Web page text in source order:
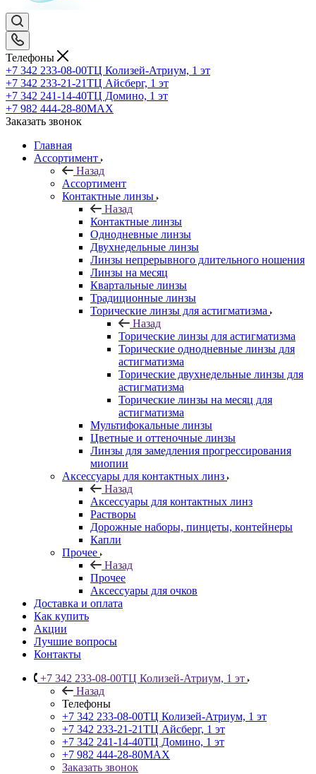
Телефоны
+7 342 233-08-00ТЦ Колизей-Атриум, 1 эт
+7 342 233-21-21ТЦ Айсберг, 1 эт
+7 342 241-14-40ТЦ Домино, 1 эт
+7 982 444-28-80MAX
Заказать звонок
Главная
Ассортимент
Назад
Ассортимент
Контактные линзы
Назад
Контактные линзы
Однодневные линзы
Двухнедельные линзы
Линзы непрерывного длительного ношения
Линзы на месяц
Квартальные линзы
Традиционные линзы
Торические линзы для астигматизма
Назад
Торические линзы для астигматизма
Торические однодневные линзы для
астигматизма
Торические двухнедельные линзы для
астигматизма
Торические линзы на месяц для
астигматизма
Мультифокальные линзы
Цветные и оттеночные линзы
Линзы для замедления прогрессирования
миопии
Аксессуары для контактных линз
Назад
Аксессуары для контактных линз
Растворы
Дорожные наборы, пинцеты, контейнеры
Капли
Прочее
Назад
Прочее
Аксессуары для очков
Доставка и оплата
Как купить
Акции
Лучшие вопросы
Контакты
+7 342 233-08-00ТЦ Колизей-Атриум, 1 эт
Назад
Телефоны
+7 342 233-08-00ТЦ Колизей-Атриум, 1 эт
+7 342 233-21-21ТЦ Айсберг, 1 эт
+7 342 241-14-40ТЦ Домино, 1 эт
+7 982 444-28-80MAX
Заказать звонок